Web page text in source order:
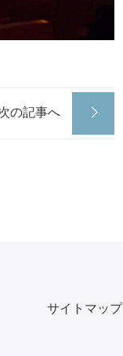
の記事へ
サイトマップ